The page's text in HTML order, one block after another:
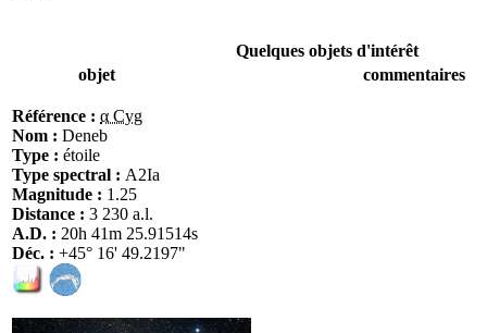
Quelques objets d'intérêt
objet
commentaires
Référence : α Cyg
Nom : Deneb
Type : étoile
Type spectral : A2Ia
Magnitude : 1.25
Distance : 3 230 a.l.
A.D. : 20h 41m 25.91514s
Déc. : +45° 16' 49.2197"